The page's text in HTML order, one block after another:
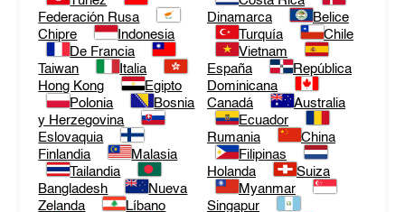
Federación Rusa
Chipre
Indonesia
De Francia
Taiwan
Italia
Hong Kong
Egipto
Polonia
Bosnia
y Herzegovina
Eslovaquia
Finlandia
Malasia
Tailandia
Bangladesh
Nueva
Zelanda
Líbano
Dinamarca
Belice
Turquía
Chile
Vietnam
España
República
Dominicana
Canadá
Australia
Ecuador
Rumania
China
Filipinas
Holanda
Suiza
Myanmar
Singapur